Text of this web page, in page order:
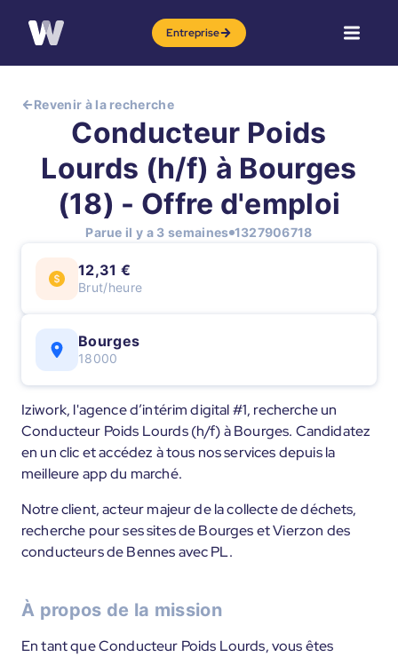
Entreprise
Revenir à la recherche
Conducteur Poids
Lourds (h/f) à Bourges
(18) - Offre d'emploi
Parue il y a 3 semaines 1327906718
12,31 €
Brut/heure
Bourges
18000
Iziwork, l'agence d’intérim digital #1, recherche un
Conducteur Poids Lourds (h/f) à Bourges. Candidatez
en un clic et accédez à tous nos services depuis la
meilleure app du marché.
Notre client, acteur majeur de la collecte de déchets,
recherche pour ses sites de Bourges et Vierzon des
conducteurs de Bennes avec PL.
À propos de la mission
En tant que Conducteur Poids Lourds, vous êtes